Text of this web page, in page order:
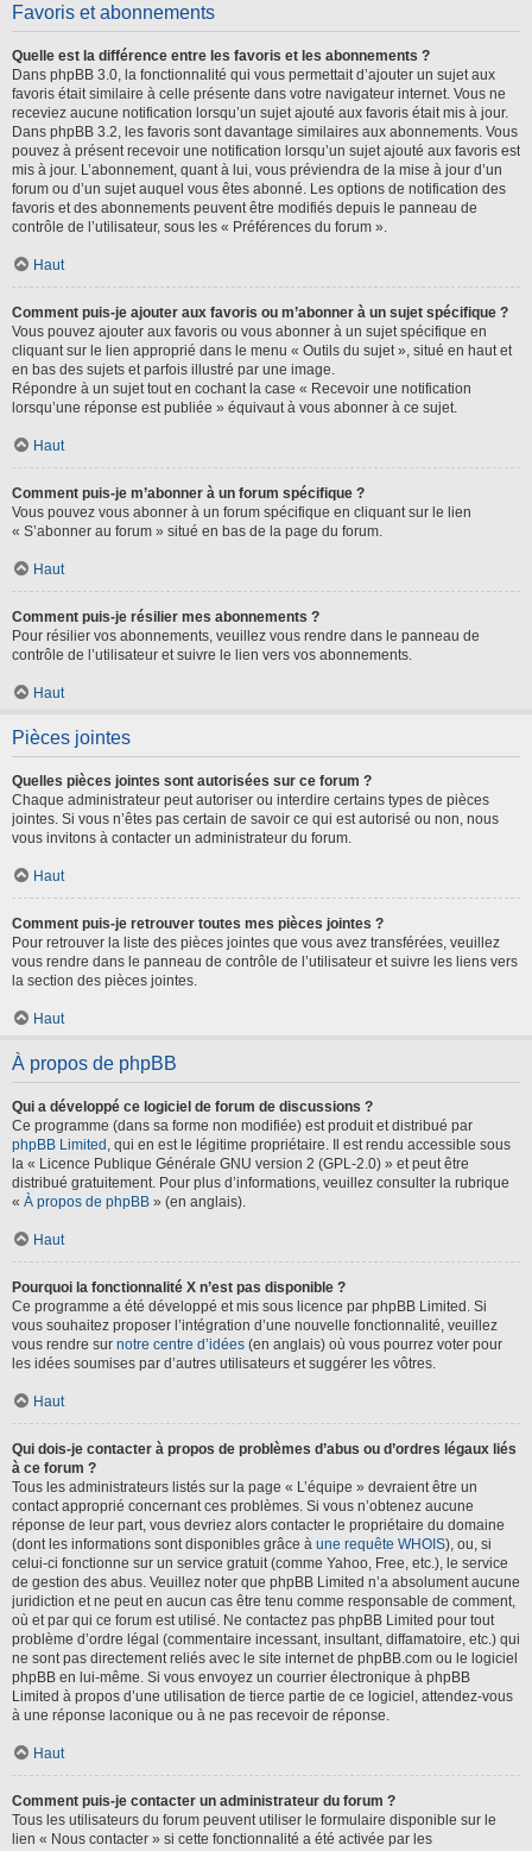
Favoris et abonnements
Quelle est la différence entre les favoris et les abonnements ?
Dans phpBB 3.0, la fonctionnalité qui vous permettait d’ajouter un sujet aux
favoris était similaire à celle présente dans votre navigateur internet. Vous ne
receviez aucune notification lorsqu’un sujet ajouté aux favoris était mis à jour.
Dans phpBB 3.2, les favoris sont davantage similaires aux abonnements. Vous
pouvez à présent recevoir une notification lorsqu’un sujet ajouté aux favoris est
mis à jour. L’abonnement, quant à lui, vous préviendra de la mise à jour d’un
forum ou d’un sujet auquel vous êtes abonné. Les options de notification des
favoris et des abonnements peuvent être modifiés depuis le panneau de
contrôle de l’utilisateur, sous les « Préférences du forum ».
Haut
Comment puis-je ajouter aux favoris ou m’abonner à un sujet spécifique ?
Vous pouvez ajouter aux favoris ou vous abonner à un sujet spécifique en
cliquant sur le lien approprié dans le menu « Outils du sujet », situé en haut et
en bas des sujets et parfois illustré par une image.
Répondre à un sujet tout en cochant la case « Recevoir une notification
lorsqu’une réponse est publiée » équivaut à vous abonner à ce sujet.
Haut
Comment puis-je m’abonner à un forum spécifique ?
Vous pouvez vous abonner à un forum spécifique en cliquant sur le lien
« S’abonner au forum » situé en bas de la page du forum.
Haut
Comment puis-je résilier mes abonnements ?
Pour résilier vos abonnements, veuillez vous rendre dans le panneau de
contrôle de l’utilisateur et suivre le lien vers vos abonnements.
Haut
Pièces jointes
Quelles pièces jointes sont autorisées sur ce forum ?
Chaque administrateur peut autoriser ou interdire certains types de pièces
jointes. Si vous n’êtes pas certain de savoir ce qui est autorisé ou non, nous
vous invitons à contacter un administrateur du forum.
Haut
Comment puis-je retrouver toutes mes pièces jointes ?
Pour retrouver la liste des pièces jointes que vous avez transférées, veuillez
vous rendre dans le panneau de contrôle de l’utilisateur et suivre les liens vers
la section des pièces jointes.
Haut
À propos de phpBB
Qui a développé ce logiciel de forum de discussions ?
Ce programme (dans sa forme non modifiée) est produit et distribué par
phpBB Limited , qui en est le légitime propriétaire. Il est rendu accessible sous
la « Licence Publique Générale GNU version 2 (GPL-2.0) » et peut être
distribué gratuitement. Pour plus d’informations, veuillez consulter la rubrique
« À propos de phpBB » (en anglais).
Haut
Pourquoi la fonctionnalité X n’est pas disponible ?
Ce programme a été développé et mis sous licence par phpBB Limited. Si
vous souhaitez proposer l’intégration d’une nouvelle fonctionnalité, veuillez
vous rendre sur notre centre d’idées (en anglais) où vous pourrez voter pour
les idées soumises par d’autres utilisateurs et suggérer les vôtres.
Haut
Qui dois-je contacter à propos de problèmes d’abus ou d’ordres légaux liés
à ce forum ?
Tous les administrateurs listés sur la page « L’équipe » devraient être un
contact approprié concernant ces problèmes. Si vous n’obtenez aucune
réponse de leur part, vous devriez alors contacter le propriétaire du domaine
(dont les informations sont disponibles grâce à une requête WHOIS), ou, si
celui-ci fonctionne sur un service gratuit (comme Yahoo, Free, etc.), le service
de gestion des abus. Veuillez noter que phpBB Limited n’a absolument aucune
juridiction et ne peut en aucun cas être tenu comme responsable de comment,
où et par qui ce forum est utilisé. Ne contactez pas phpBB Limited pour tout
problème d’ordre légal (commentaire incessant, insultant, diffamatoire, etc.) qui
ne sont pas directement reliés avec le site internet de phpBB.com ou le logiciel
phpBB en lui-même. Si vous envoyez un courrier électronique à phpBB
Limited à propos d’une utilisation de tierce partie de ce logiciel, attendez-vous
à une réponse laconique ou à ne pas recevoir de réponse.
Haut
Comment puis-je contacter un administrateur du forum ?
Tous les utilisateurs du forum peuvent utiliser le formulaire disponible sur le
lien « Nous contacter » si cette fonctionnalité a été activée par les